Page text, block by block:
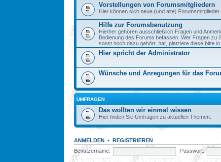
Vorstellungen von Forumsmitgliedern
Hier können sich neue (und alte)
Hilfe zur Forumsbenutzung
Hierher gehören ausschließlich Fragen und
Bedienung des Forums befassen. Wer Fragen zu
sonst noch dazu gehört, hat, platziere diese bitte
Hier spricht der Administrator
Wünsche und Anregungen für das
UMFRAGEN
Das wollten wir einmal wissen
Hier finden Sie Umfragen zu aktuellen Themen.
ANMELDEN • REGISTRIEREN
Benutzername:
Passwort: